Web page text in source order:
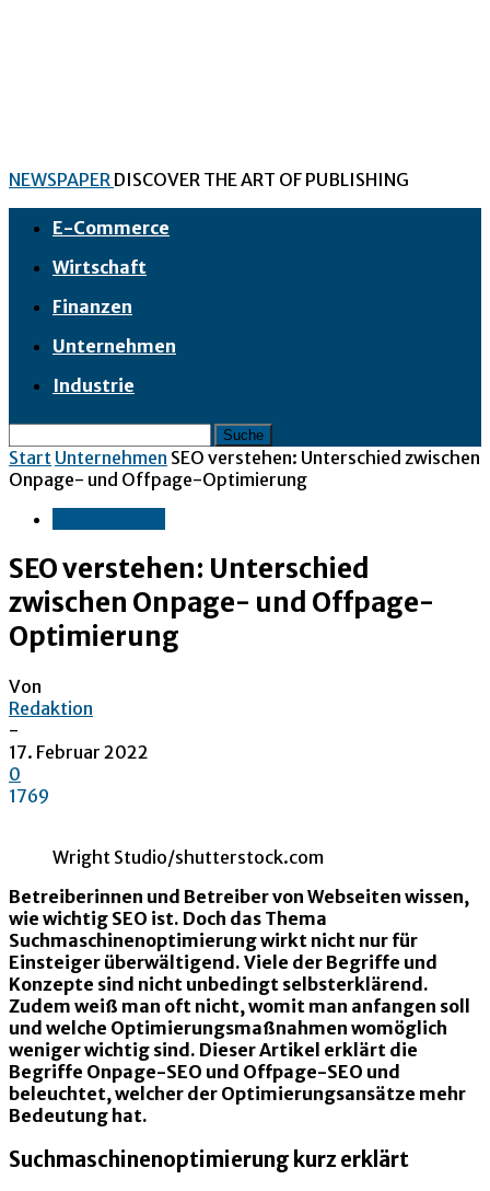
NEWSPAPER DISCOVER THE ART OF PUBLISHING
E-Commerce
Wirtschaft
Finanzen
Unternehmen
Industrie
Start Unternehmen SEO verstehen: Unterschied zwischen
Onpage- und Offpage-Optimierung
SEO verstehen: Unterschied
zwischen Onpage- und Offpage-
Optimierung
Von
Redaktion
-
17. Februar 2022
0
1769
Wright Studio/shutterstock.com
Betreiberinnen und Betreiber von Webseiten wissen,
wie wichtig SEO ist. Doch das Thema
Suchmaschinenoptimierung wirkt nicht nur für
Einsteiger überwältigend. Viele der Begriffe und
Konzepte sind nicht unbedingt selbsterklärend.
Zudem weiß man oft nicht, womit man anfangen soll
und welche Optimierungsmaßnahmen womöglich
weniger wichtig sind. Dieser Artikel erklärt die
Begriffe Onpage-SEO und Offpage-SEO und
beleuchtet, welcher der Optimierungsansätze mehr
Bedeutung hat.
Suchmaschinenoptimierung kurz erklärt